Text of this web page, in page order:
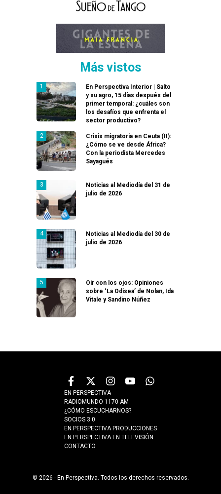
Más vistos
En Perspectiva Interior | Salto
y su agro, 15 días después del
primer temporal: ¿cuáles son
los desafíos que enfrenta el
sector productivo?
Crisis migratoria en Ceuta (II):
¿Cómo se ve desde África?
Con la periodista Mercedes
Sayagués
Noticias al Mediodía del 31 de
julio de 2026
Noticias al Mediodía del 30 de
julio de 2026
Oír con los ojos: Opiniones
sobre ‘La Odisea’ de Nolan, Ida
Vitale y Sandino Núñez
EN PERSPECTIVA
RADIOMUNDO 1170 AM
¿CÓMO ESCUCHARNOS?
SOCIOS 3.0
EN PERSPECTIVA PRODUCCIONES
EN PERSPECTIVA EN TELEVISIÓN
CONTACTO
© 2026 - En Perspectiva. Todos los derechos reservados.